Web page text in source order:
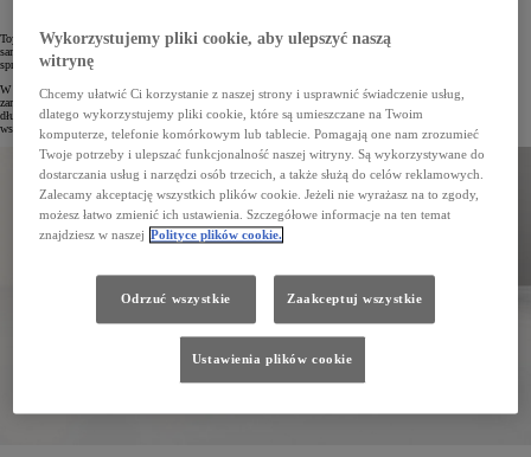
Toyota Corolla od lat odgrywa kluczową rolę w europejskiej ofercie marki, wyznaczając standardy dla
samochodów tworzonych na tutejszy rynek. To również globalny bestseller – na przestrzeni 12 generacji
sprzedano już ponad 50 milionów egzemplarzy, czyniąc ten model najchętniej wybieranym autem świata.
W Polsce ten kompakt nieprzerwanie zajmuje pierwsze miejsce sprzedaży od 2021 roku, zdobywając uznanie
zarówno kierowców prywatnych, jak i flotowych. Corolla znana jest z wysokiej jakości wykonania,
długowieczności i niezawodności, a także z dynamicznych, oszczędnych napędów hybrydowych oraz
wszechstronności, która sprawdza się w codziennym użytkowaniu.
Wykorzystujemy pliki cookie, aby ulepszyć naszą
witrynę
Chcemy ułatwić Ci korzystanie z naszej strony i usprawnić świadczenie usług,
dlatego wykorzystujemy pliki cookie, które są umieszczane na Twoim
komputerze, telefonie komórkowym lub tablecie. Pomagają one nam zrozumieć
Twoje potrzeby i ulepszać funkcjonalność naszej witryny. Są wykorzystywane do
dostarczania usług i narzędzi osób trzecich, a także służą do celów reklamowych.
Zalecamy akceptację wszystkich plików cookie. Jeżeli nie wyrażasz na to zgody,
możesz łatwo zmienić ich ustawienia. Szczegółowe informacje na ten temat
znajdziesz w naszej Polityce plików cookie.
Odrzuć wszystkie Zaakceptuj wszystkie
Ustawienia plików cookie